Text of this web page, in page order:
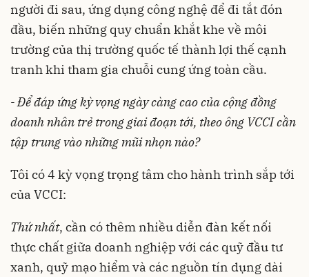
người đi sau, ứng dụng công nghệ để đi tắt đón
đầu, biến những quy chuẩn khắt khe về môi
trường của thị trường quốc tế thành lợi thế cạnh
tranh khi tham gia chuỗi cung ứng toàn cầu.
- Để đáp ứng kỳ vọng ngày càng cao của cộng đồng
doanh nhân trẻ trong giai đoạn tới, theo ông VCCI cần
tập trung vào những mũi nhọn nào?
Tôi có 4 kỳ vọng trọng tâm cho hành trình sắp tới
của VCCI:
Thứ nhất, cần có thêm nhiều diễn đàn kết nối
thực chất giữa doanh nghiệp với các quỹ đầu tư
xanh, quỹ mạo hiểm và các nguồn tín dụng dài